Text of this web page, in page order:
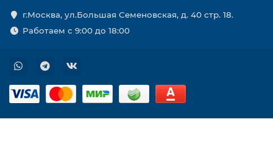
г.Москва, ул.Большая Семеновская, д. 40 стр. 18.
Работаем с 9:00 до 18:00